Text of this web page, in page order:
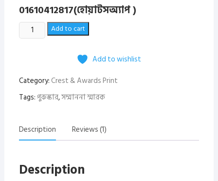
01610412817(হোয়াটসঅ্যাপ )
Thot
Crest
Add to cart
Add to wishlist
Category: Crest & Awards Print
Tags: পুরুস্কার,সম্মাননা স্মারক
Description Reviews (1)
Description